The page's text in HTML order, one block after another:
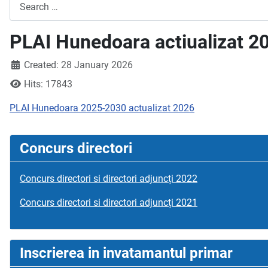
PLAI Hunedoara actiualizat
Created: 28 January 2026
Hits: 17843
PLAI Hunedoara 2025-2030 actualizat 2026
Concurs directori
Concurs directori si directori adjuncți 2022
Concurs directori si directori adjuncți 2021
Inscrierea in invatamantul primar